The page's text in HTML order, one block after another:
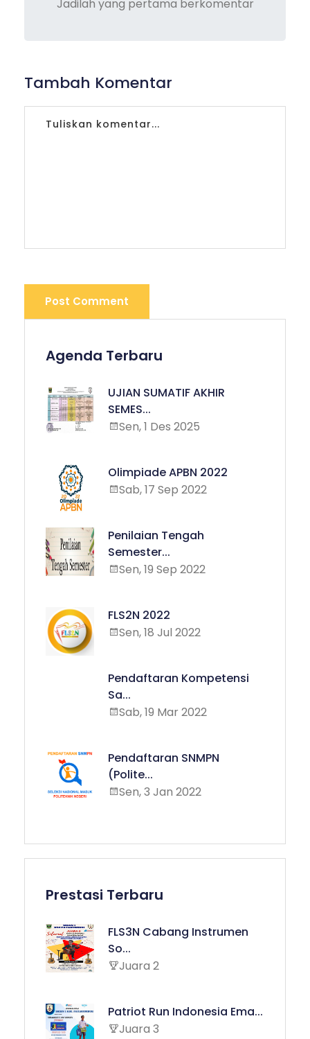
Jadilah yang pertama berkomentar
Tambah Komentar
Post Comment
Agenda Terbaru
UJIAN SUMATIF AKHIR
SEMES...
Sen, 1 Des 2025
Olimpiade APBN 2022
Sab, 17 Sep 2022
Penilaian Tengah
Semester...
Sen, 19 Sep 2022
FLS2N 2022
Sen, 18 Jul 2022
Pendaftaran Kompetensi
Sa...
Sab, 19 Mar 2022
Pendaftaran SNMPN
(Polite...
Sen, 3 Jan 2022
Prestasi Terbaru
FLS3N Cabang Instrumen
So...
Juara 2
Patriot Run Indonesia Ema...
Juara 3